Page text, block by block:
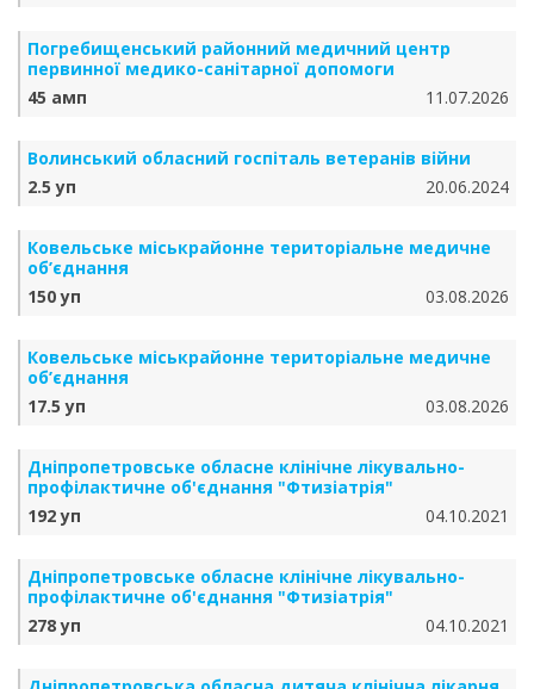
Погребищенський районний медичний центр
первинної медико-санітарної допомоги
45 амп
11.07.2026
Волинський обласний госпіталь ветеранів війни
2.5 уп
20.06.2024
Ковельське міськрайонне територіальне медичне
об’єднання
150 уп
03.08.2026
Ковельське міськрайонне територіальне медичне
об’єднання
17.5 уп
03.08.2026
Дніпропетровське обласне клінічне лікувально-
профілактичне об'єднання "Фтизіатрія"
192 уп
04.10.2021
Дніпропетровське обласне клінічне лікувально-
профілактичне об'єднання "Фтизіатрія"
278 уп
04.10.2021